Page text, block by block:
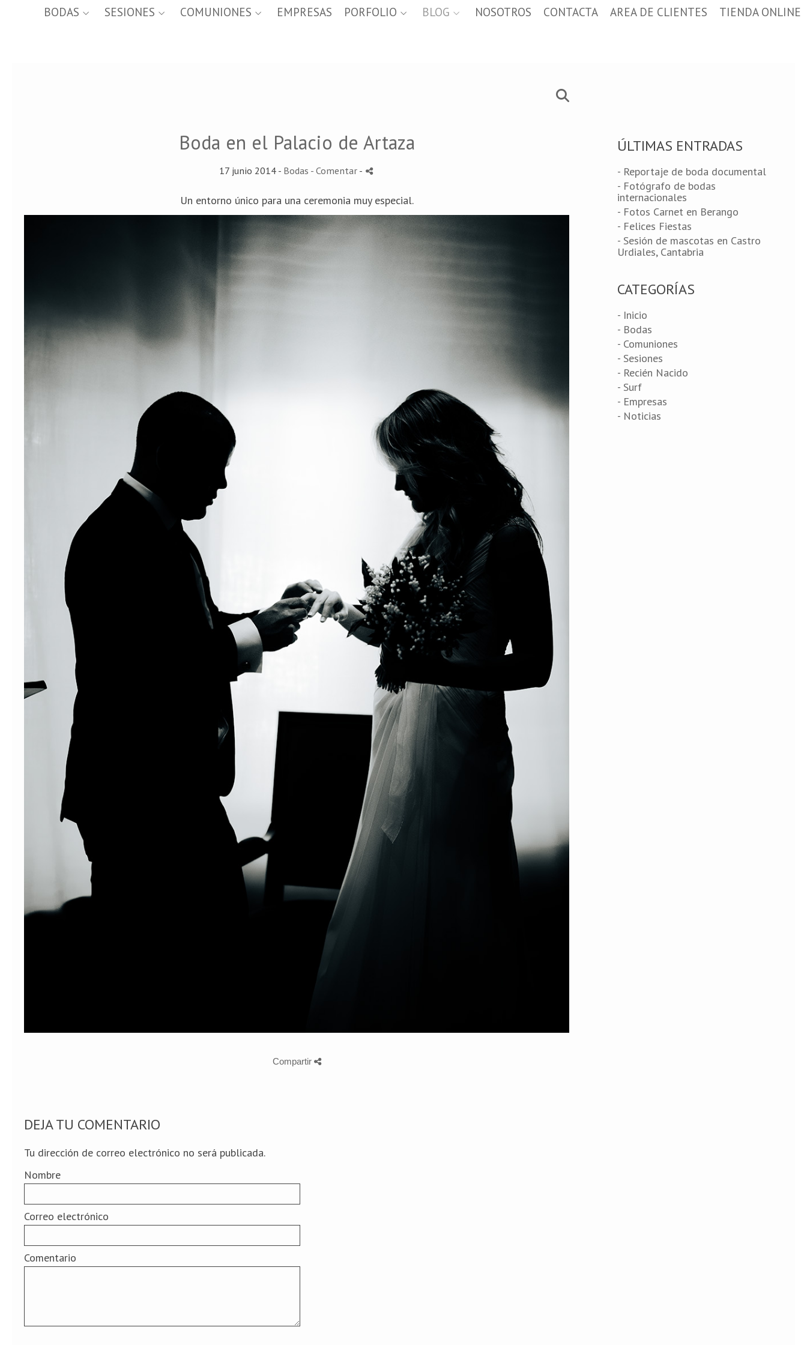
BODAS SESIONES COMUNIONES EMPRESAS PORFOLIO BLOG NOSOTROS CONTACTA AREA DE CLIENTES TIENDA ONLINE
Boda en el Palacio de Artaza
17 junio 2014 - Bodas - Comentar -
Un entorno único para una ceremonia muy especial.
Compartir
DEJA TU COMENTARIO
Tu dirección de correo electrónico no será publicada.
Nombre
Correo electrónico
Comentario
ÚLTIMAS ENTRADAS
- Reportaje de boda documental
- Fotógrafo de bodas
internacionales
- Fotos Carnet en Berango
- Felices Fiestas
- Sesión de mascotas en Castro
Urdiales, Cantabria
CATEGORÍAS
- Inicio
- Bodas
- Comuniones
- Sesiones
- Recién Nacido
- Surf
- Empresas
- Noticias